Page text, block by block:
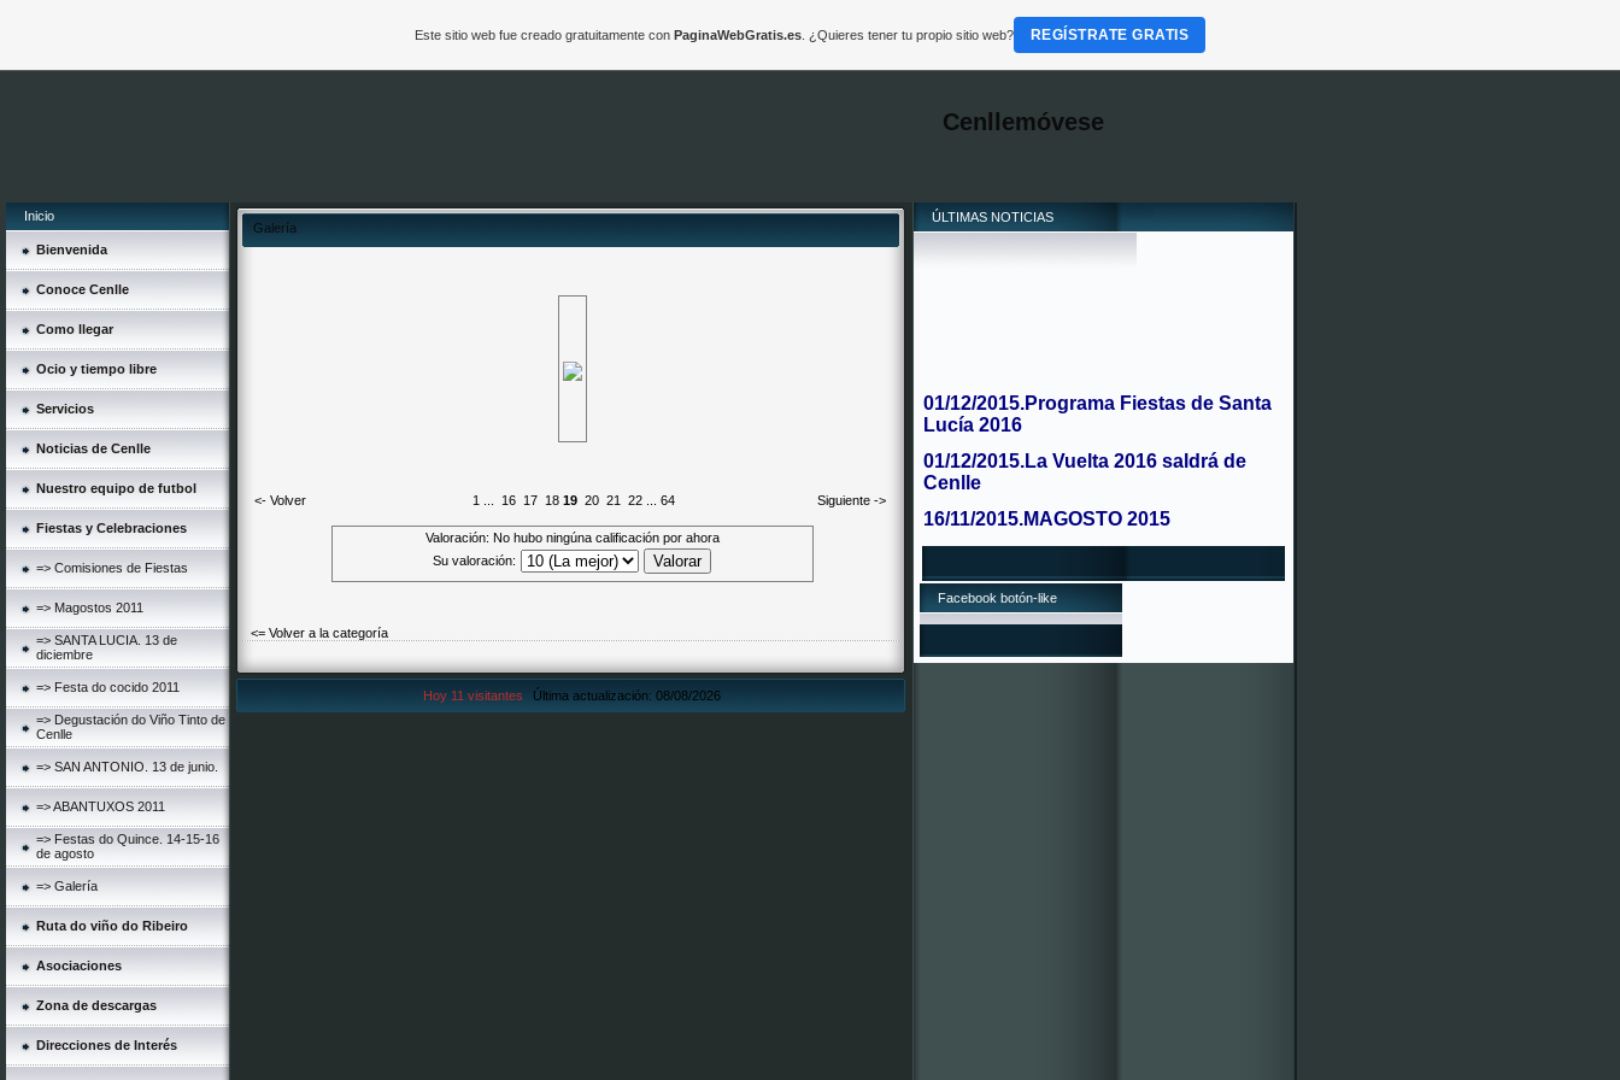
Cenllemóvese
Inicio
Bienvenida
Conoce Cenlle
Como llegar
Ocio y tiempo libre
Servicios
Noticias de Cenlle
Nuestro equipo de futbol
Fiestas y Celebraciones
=> Comisiones de Fiestas
=> Magostos 2011
=> SANTA LUCIA. 13 de
diciembre
=> Festa do cocido 2011
=> Degustación do Viño Tinto de
Cenlle
=> SAN ANTONIO. 13 de junio.
=> ABANTUXOS 2011
=> Festas do Quince. 14-15-16
de agosto
=> Galería
Ruta do viño do Ribeiro
Asociaciones
Zona de descargas
Direcciones de Interés
Galería
<- Volver 1 16 17 18 19 20 21 22 64 Siguiente ->
Valoración: No hubo ningúna calificación por ahora
Su valoración:
<= Volver a la categoría
Hoy 11 visitantes Última actualización: 08/08/2026
ÚLTIMAS NOTICIAS
01/12/2015.Programa Fiestas de Santa
Lucía 2016
01/12/2015.La Vuelta 2016 saldrá de
Cenlle
16/11/2015.MAGOSTO 2015
"Por San Martiño faise o magosto con castañas
17/10/2015.LOTERÍA NAVIDAD 2015
¡A lotería de Nadal das Festas de Cenlle 2016 xa
Xa podedes mercar décimos e participacións en
Facebook botón-like
Este sitio web fue creado gratuitamente con PaginaWebGratis.es. ¿Quieres tener tu propio sitio web? REGÍSTRATE GRATIS